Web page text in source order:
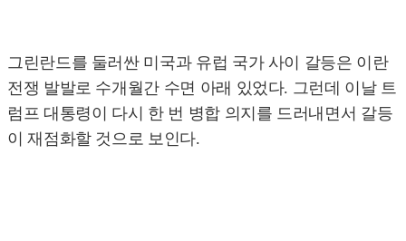
그린란드를 둘러싼 미국과 유럽 국가 사이 갈등은 이란
전쟁 발발로 수개월간 수면 아래 있었다. 그런데 이날 트
럼프 대통령이 다시 한 번 병합 의지를 드러내면서 갈등
이 재점화할 것으로 보인다.